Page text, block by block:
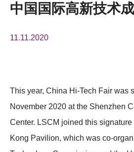
科技分享
会籍
中国国际高新技术
11.11.2020
This year, China Hi-Tech Fair was
November 2020 at the Shenzhen
Center. LSCM joined this
Kong Pavilion, which was co-